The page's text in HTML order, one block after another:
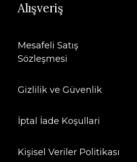
Alışveriş
Mesafeli Satış
Sözleşmesi
Gizlilik ve Güvenlik
İptal İade Koşullari
Kişisel Veriler Politikası